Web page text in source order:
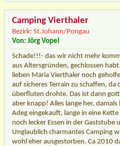
Camping Vierthaler
Bezirk: St.Johann/Pongau
Von: Jörg Vopel
Schade!!!- das wir nicht mehr
aus Altersgründen, gechlossen
lieben Maria Vierthaler noch
auf sicheres Terrain zu schaffen, da
überfluten drohte. Das ist dann
aber knapp! Alles lange her,
Adeg eingekauft, lange in eine
noch lecker Essen in der Gaststube
Unglaublich charmantes Camping
wohl eher ausgestorben. Ca 2010